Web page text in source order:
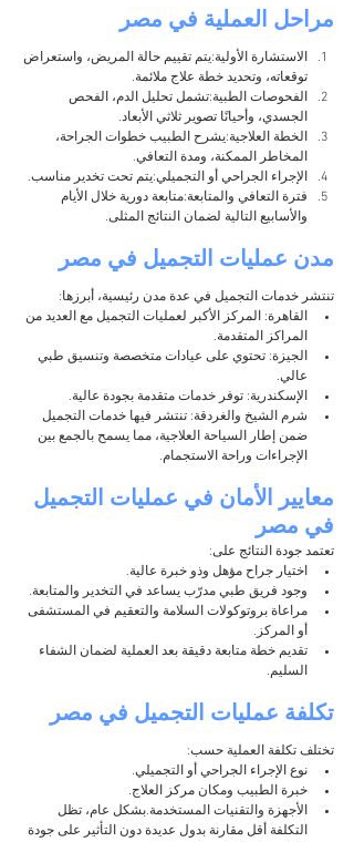
مراحل العملية في مصر
الاستشارة الأولية:يتم تقييم حالة المريض، واستعراض
توقعاته، وتحديد خطة علاج ملائمة.
الفحوصات الطبية:تشمل تحليل الدم، الفحص
الجسدي، وأحيانًا تصوير ثلاثي الأبعاد.
الخطة العلاجية:يشرح الطبيب خطوات الجراحة،
المخاطر الممكنة، ومدة التعافي.
الإجراء الجراحي أو التجميلي:يتم تحت تخدير مناسب.
فترة التعافي والمتابعة:متابعة دورية خلال الأيام
والأسابيع التالية لضمان النتائج المثلى.
مدن عمليات التجميل في مصر
تنتشر خدمات التجميل في عدة مدن رئيسية، أبرزها:
القاهرة: المركز الأكبر لعمليات التجميل مع العديد من
المراكز المتقدمة.
الجيزة: تحتوي على عيادات متخصصة وتنسيق طبي
عالي.
الإسكندرية: توفر خدمات متقدمة بجودة عالية.
شرم الشيخ والغردقة: تنتشر فيها خدمات التجميل
ضمن إطار السياحة العلاجية، مما يسمح بالجمع بين
الإجراءات وراحة الاستجمام.
معايير الأمان في عمليات التجميل
في مصر
تعتمد جودة النتائج على:
اختيار جراح مؤهل وذو خبرة عالية.
وجود فريق طبي مدرّب يساعد في التخدير والمتابعة.
مراعاة بروتوكولات السلامة والتعقيم في المستشفى
أو المركز.
تقديم خطة متابعة دقيقة بعد العملية لضمان الشفاء
السليم.
تكلفة عمليات التجميل في مصر
تختلف تكلفة العملية حسب:
نوع الإجراء الجراحي أو التجميلي.
خبرة الطبيب ومكان مركز العلاج.
الأجهزة والتقنيات المستخدمة.بشكل عام، تظل
التكلفة أقل مقارنة بدول عديدة دون التأثير على جودة